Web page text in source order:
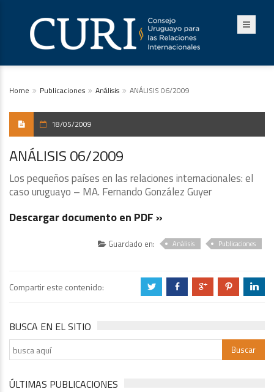
Home Publicaciones Análisis ANÁLISIS 06/2009
18/05/2009
ANÁLISIS 06/2009
Los pequeños países en las relaciones internacionales: el
caso uruguayo – MA. Fernando González Guyer
Descargar documento en PDF »
Guardado en: Análisis Publicaciones
Compartir este contenido: a b c d j
BUSCA EN EL SITIO
ÚLTIMAS PUBLICACIONES